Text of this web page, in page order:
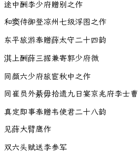
途中酬李少府赠别之作
和窦侍御登凉州七级浮图之作
东平旅游奉赠薛太守二十四韵
淇上酬薛三据兼寄郭少府微
同颜六少府旅宦秋中之作
同崔员外綦毋拾遗九日宴京兆府李士曹
真定即事奉赠韦使君二十八韵
见薛大臂鹰作
双六头赋送李参军